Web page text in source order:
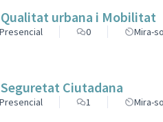
urbana i Mobilitat
Presencial 0 Mira-
Ciutadana
Presencial 1 Mira-